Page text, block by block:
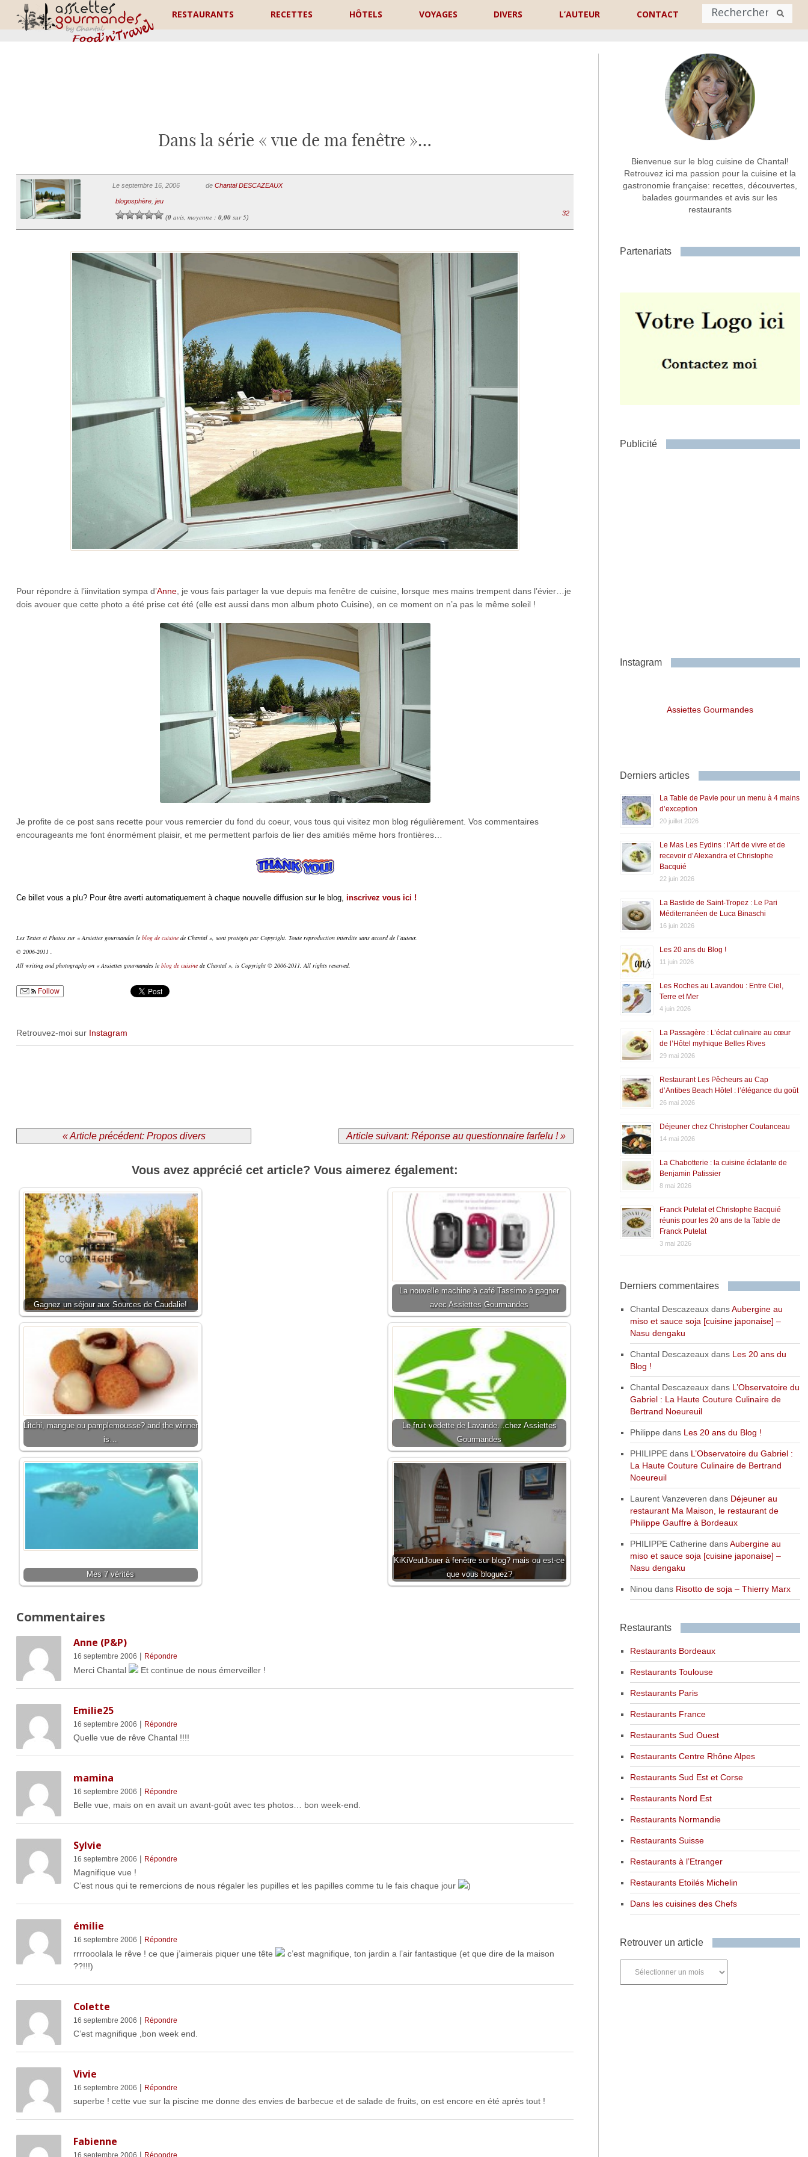
RESTAURANTS RECETTES HÔTELS VOYAGES DIVERS L’AUTEUR CONTACT
Nom
Commentaire ou message *
Dans la série « vue de ma fenêtre »…
Le septembre 16, 2006 de Chantal DESCAZEAUX
blogosphère, jeu
(0avis, moyenne : 0,00sur 5)
32
Pour répondre à l’iinvitation sympa d’Anne, je vous fais partager la vue depuis ma fenêtre de cuisine, lorsque mes mains trempent dans l’évier…je
dois avouer que cette photo a été prise cet été (elle est aussi dans mon album photo Cuisine), en ce moment on n’a pas le même soleil !
Je profite de ce post sans recette pour vous remercier du fond du coeur, vous tous qui visitez mon blog régulièrement. Vos commentaires
encourageants me font énormément plaisir, et me permettent parfois de lier des amitiés même hors frontières…
Ce billet vous a plu? Pour être averti automatiquement à chaque nouvelle diffusion sur le blog, inscrivez vous ici !
Les Textes et Photos sur « Assiettes gourmandes le blog de cuisinede Chantal », sont protégés par Copyright. Toute reproduction interdite sans accord de l’auteur.
© 2006-2011 .
All writing and photography on « Assiettes gourmandes le blog de cuisinede Chantal », is Copyright © 2006-2011. All rights reserved.
Follow
Retrouvez-moi sur Instagram
« Article précédent: Propos divers Article suivant: Réponse au questionnaire farfelu ! »
Vous avez apprécié cet article? Vous aimerez également:
Gagnez un séjour aux Sources de Caudalie!
La nouvelle machine à café Tassimo à gagner
avec Assiettes Gourmandes
Litchi, mangue ou pamplemousse? and the winner
is…
Le fruit vedette de Lavande…chez Assiettes
Gourmandes
Mes 7 vérités
KiKiVeutJouer à fenêtre sur blog? mais ou est-ce
que vous bloguez?
Commentaires
Anne (P&P)
16 septembre 2006 | Répondre
Merci Chantal Et continue de nous émerveiller !
Emilie25
16 septembre 2006 | Répondre
Quelle vue de rêve Chantal !!!!
mamina
16 septembre 2006 | Répondre
Belle vue, mais on en avait un avant-goût avec tes photos… bon week-end.
Sylvie
16 septembre 2006 | Répondre
Magnifique vue !
C’est nous qui te remercions de nous régaler les pupilles et les papilles comme tu le fais chaque jour
)
émilie
16 septembre 2006 | Répondre
rrrrooolala le rêve ! ce que j’aimerais piquer une tête
c’est magnifique, ton jardin a l’air fantastique (et que dire de la maison
??!!!)
Colette
16 septembre 2006 | Répondre
C’est magnifique ,bon week end.
Vivie
16 septembre 2006 | Répondre
superbe ! cette vue sur la piscine me donne des envies de barbecue et de salade de fruits, on est encore en été après tout !
Fabienne
|
Bienvenue sur le blog cuisine de Chantal!
Retrouvez ici ma passion pour la cuisine et la
gastronomie française: recettes, découvertes,
balades gourmandes et avis sur les
restaurants
Partenariats
Publicité
Instagram
Assiettes Gourmandes
Derniers articles
La Table de Pavie pour un menu à 4 mains
d’exception
20 juillet 2026
Le Mas Les Eydins : l’Art de vivre et de
recevoir d’Alexandra et Christophe
Bacquié
22 juin 2026
La Bastide de Saint-Tropez : Le Pari
Méditerranéen de Luca Binaschi
16 juin 2026
Les 20 ans du Blog !
11 juin 2026
Les Roches au Lavandou : Entre Ciel,
Terre et Mer
4 juin 2026
La Passagère : L’éclat culinaire au cœur
de l’Hôtel mythique Belles Rives
29 mai 2026
Restaurant Les Pêcheurs au Cap
d’Antibes Beach Hôtel : l’élégance du goût
26 mai 2026
Déjeuner chez Christopher Coutanceau
14 mai 2026
La Chabotterie : la cuisine éclatante de
Benjamin Patissier
8 mai 2026
Franck Putelat et Christophe Bacquié
réunis pour les 20 ans de la Table de
Franck Putelat
3 mai 2026
Derniers commentaires
Chantal DescazeauxdansAubergine au
miso et sauce soja [cuisine japonaise] –
Nasu dengaku
Chantal Descazeauxdans Les 20 ans du
Blog !
Chantal Descazeauxdans L’Observatoire du
Gabriel : La Haute Couture Culinaire de
Bertrand Noeureuil
Philippe dans Les 20 ans du Blog !
PHILIPPEdans L’Observatoire du Gabriel :
La Haute Couture Culinaire de Bertrand
Noeureuil
Laurent Vanzeveren dans Déjeuner au
restaurant Ma Maison, le restaurant de
Philippe Gauffre à Bordeaux
PHILIPPE Catherine dansAubergine au
miso et sauce soja [cuisine japonaise] –
Nasu dengaku
Ninou dans Risotto de soja – Thierry Marx
Restaurants
Restaurants Bordeaux
Restaurants Toulouse
Restaurants Paris
Restaurants France
Restaurants Sud Ouest
Restaurants Centre Rhône Alpes
Restaurants Sud Est et Corse
Restaurants Nord Est
Restaurants Normandie
Restaurants Suisse
Restaurants à l’Etranger
Restaurants Etoilés Michelin
Dans les cuisines des Chefs
Retrouver un article